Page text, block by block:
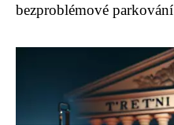
bezproblémové parkování